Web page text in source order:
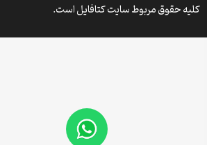
کلیه حقوق مربوط سایت کتافایل است.